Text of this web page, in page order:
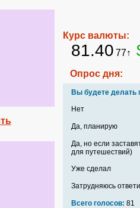
Курс валюты:
81.40 77↑
Опрос дня:
Вы будете делать
Нет
Да, планирую
Да, но если
для путешествий)
Уже сделал
Затрудняюсь
Всего голосов: 81